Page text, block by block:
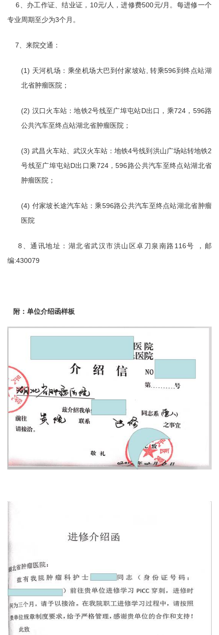
6、办工作证、结业证，10元/人，进修费500元/月。每进修一个
专业周期至少为3个月。
7、来院交通：
(1) 天河机场：乘坐机场大巴到付家坡站, 转乘596到终点站湖
北省肿瘤医院；
(2) 汉口火车站：地铁2号线至广埠屯站D出口，乘724，596路
公共汽车至终点站湖北省肿瘤医院；
(3) 武昌火车站、武汉火车站：地铁4号线到洪山广场站转地铁2
号线至广埠屯站D出口乘724，596路公共汽车至终点站湖北省
肿瘤医院；
(4) 付家坡长途汽车站：乘596路公共汽车至终点站湖北省肿瘤
医院
8、通讯地址：湖北省武汉市洪山区卓刀泉南路116号 ，邮
编:430079
附： 单位介绍函样板